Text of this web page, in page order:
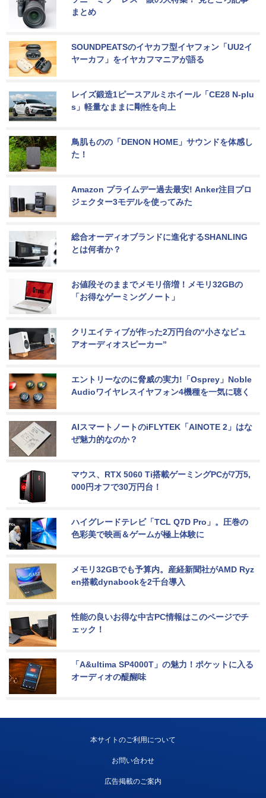
まとめ
SOUNDPEATSのイヤカフ型イヤフォン「UU2イ
ヤーカフ」をイヤカフマニアが語る
レイズ鍛造1ピースアルミホイール「CE28 N-plu
s」軽量なままに剛性を向上
鳥肌ものの「DENON HOME」サウンドを体感し
た！
Amazon プライムデー過去最安! Anker注目プロ
ジェクター3モデルを使ってみた
総合オーディオブランドに進化するSHANLING
とは何者か？
お値段そのままでメモリ倍増！メモリ32GBの
「お得なゲーミングノート」
クリエイティブが作った2万円台の“小さなピュ
アオーディオスピーカー”
エントリーなのに脅威の実力!「Osprey」Noble
Audioワイヤレスイヤフォン4機種を一気に聴く
AIスマートノートのiFLYTEK「AINOTE 2」はな
ぜ魅力的なのか？
マウス、RTX 5060 Ti搭載ゲーミングPCが7万5,
000円オフで30万円台！
ハイグレードテレビ「TCL Q7D Pro」。圧巻の
色彩美で映画＆ゲームが極上体験に
メモリ32GBでも予算内。産経新聞社がAMD Ryz
en搭載dynabookを2千台導入
性能の良いお得な中古PC情報はこのページでチ
ェック！
「A&ultima SP4000T」の魅力！ポケットに入る
オーディオの醍醐味
本サイトのご利用について
お問い合わせ
広告掲載のご案内